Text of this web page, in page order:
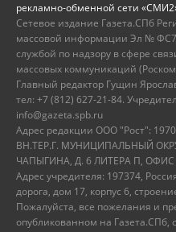
рекламно-обменной сети
Сетевое издание Газета.СПб
массовой информации Эл №
службой по надзору в сфере
массовых коммуникаций
Главный редактор Гущин
тел: +7 (812) 627-21-84.
info@gazeta.spb.ru
Адрес редакции ООО "Рост":
ВН.ТЕР.Г. МУНИЦИПАЛЬНЫЙ
ЧАПЫГИНА, Д. 6 ЛИТЕРА П, ОФИС
Адрес учредителя: 197374,
дорога, дом 17, корпус 6,
Пожалуйста, все пожелания и
опубликованном на Газета.СПб,